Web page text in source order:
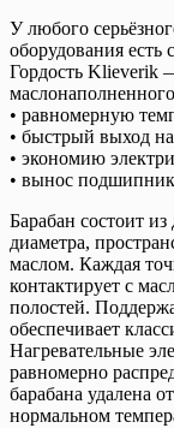
У любого
оборудования
Гордость Klieverik
• равномерную
• быстрый выход
• экономию
• вынос
Барабан состоит
диаметра,
маслом. Каждая
контактирует с
полостей.
обеспечивает
Нагревательные
равномерно
барабана удалена
нормальном